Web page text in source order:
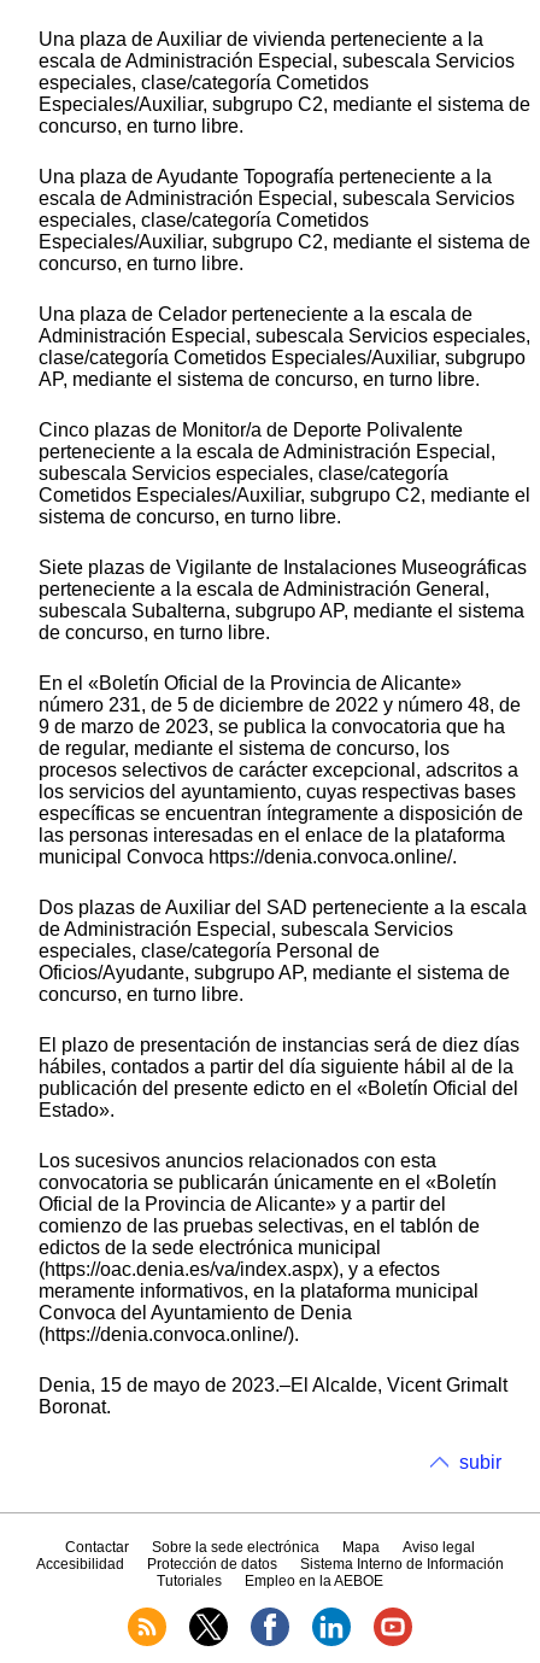
Una plaza de Auxiliar de vivienda perteneciente a la
escala de Administración Especial, subescala Servicios
especiales, clase/categoría Cometidos
Especiales/Auxiliar, subgrupo C2, mediante el sistema de
concurso, en turno libre.
Una plaza de Ayudante Topografía perteneciente a la
escala de Administración Especial, subescala Servicios
especiales, clase/categoría Cometidos
Especiales/Auxiliar, subgrupo C2, mediante el sistema de
concurso, en turno libre.
Una plaza de Celador perteneciente a la escala de
Administración Especial, subescala Servicios especiales,
clase/categoría Cometidos Especiales/Auxiliar, subgrupo
AP, mediante el sistema de concurso, en turno libre.
Cinco plazas de Monitor/a de Deporte Polivalente
perteneciente a la escala de Administración Especial,
subescala Servicios especiales, clase/categoría
Cometidos Especiales/Auxiliar, subgrupo C2, mediante el
sistema de concurso, en turno libre.
Siete plazas de Vigilante de Instalaciones Museográficas
perteneciente a la escala de Administración General,
subescala Subalterna, subgrupo AP, mediante el sistema
de concurso, en turno libre.
En el «Boletín Oficial de la Provincia de Alicante»
número 231, de 5 de diciembre de 2022 y número 48, de
9 de marzo de 2023, se publica la convocatoria que ha
de regular, mediante el sistema de concurso, los
procesos selectivos de carácter excepcional, adscritos a
los servicios del ayuntamiento, cuyas respectivas bases
específicas se encuentran íntegramente a disposición de
las personas interesadas en el enlace de la plataforma
municipal Convoca https://denia.convoca.online/.
Dos plazas de Auxiliar del SAD perteneciente a la escala
de Administración Especial, subescala Servicios
especiales, clase/categoría Personal de
Oficios/Ayudante, subgrupo AP, mediante el sistema de
concurso, en turno libre.
El plazo de presentación de instancias será de diez días
hábiles, contados a partir del día siguiente hábil al de la
publicación del presente edicto en el «Boletín Oficial del
Estado».
Los sucesivos anuncios relacionados con esta
convocatoria se publicarán únicamente en el «Boletín
Oficial de la Provincia de Alicante» y a partir del
comienzo de las pruebas selectivas, en el tablón de
edictos de la sede electrónica municipal
(https://oac.denia.es/va/index.aspx), y a efectos
meramente informativos, en la plataforma municipal
Convoca del Ayuntamiento de Denia
(https://denia.convoca.online/).
Denia, 15 de mayo de 2023.–El Alcalde, Vicent Grimalt
Boronat.
subir
Contactar Sobre la sede electrónica Mapa
Aviso legal
Accesibilidad
Protección de datos
Sistema Interno de Información
Tutoriales
Empleo en la AEBOE